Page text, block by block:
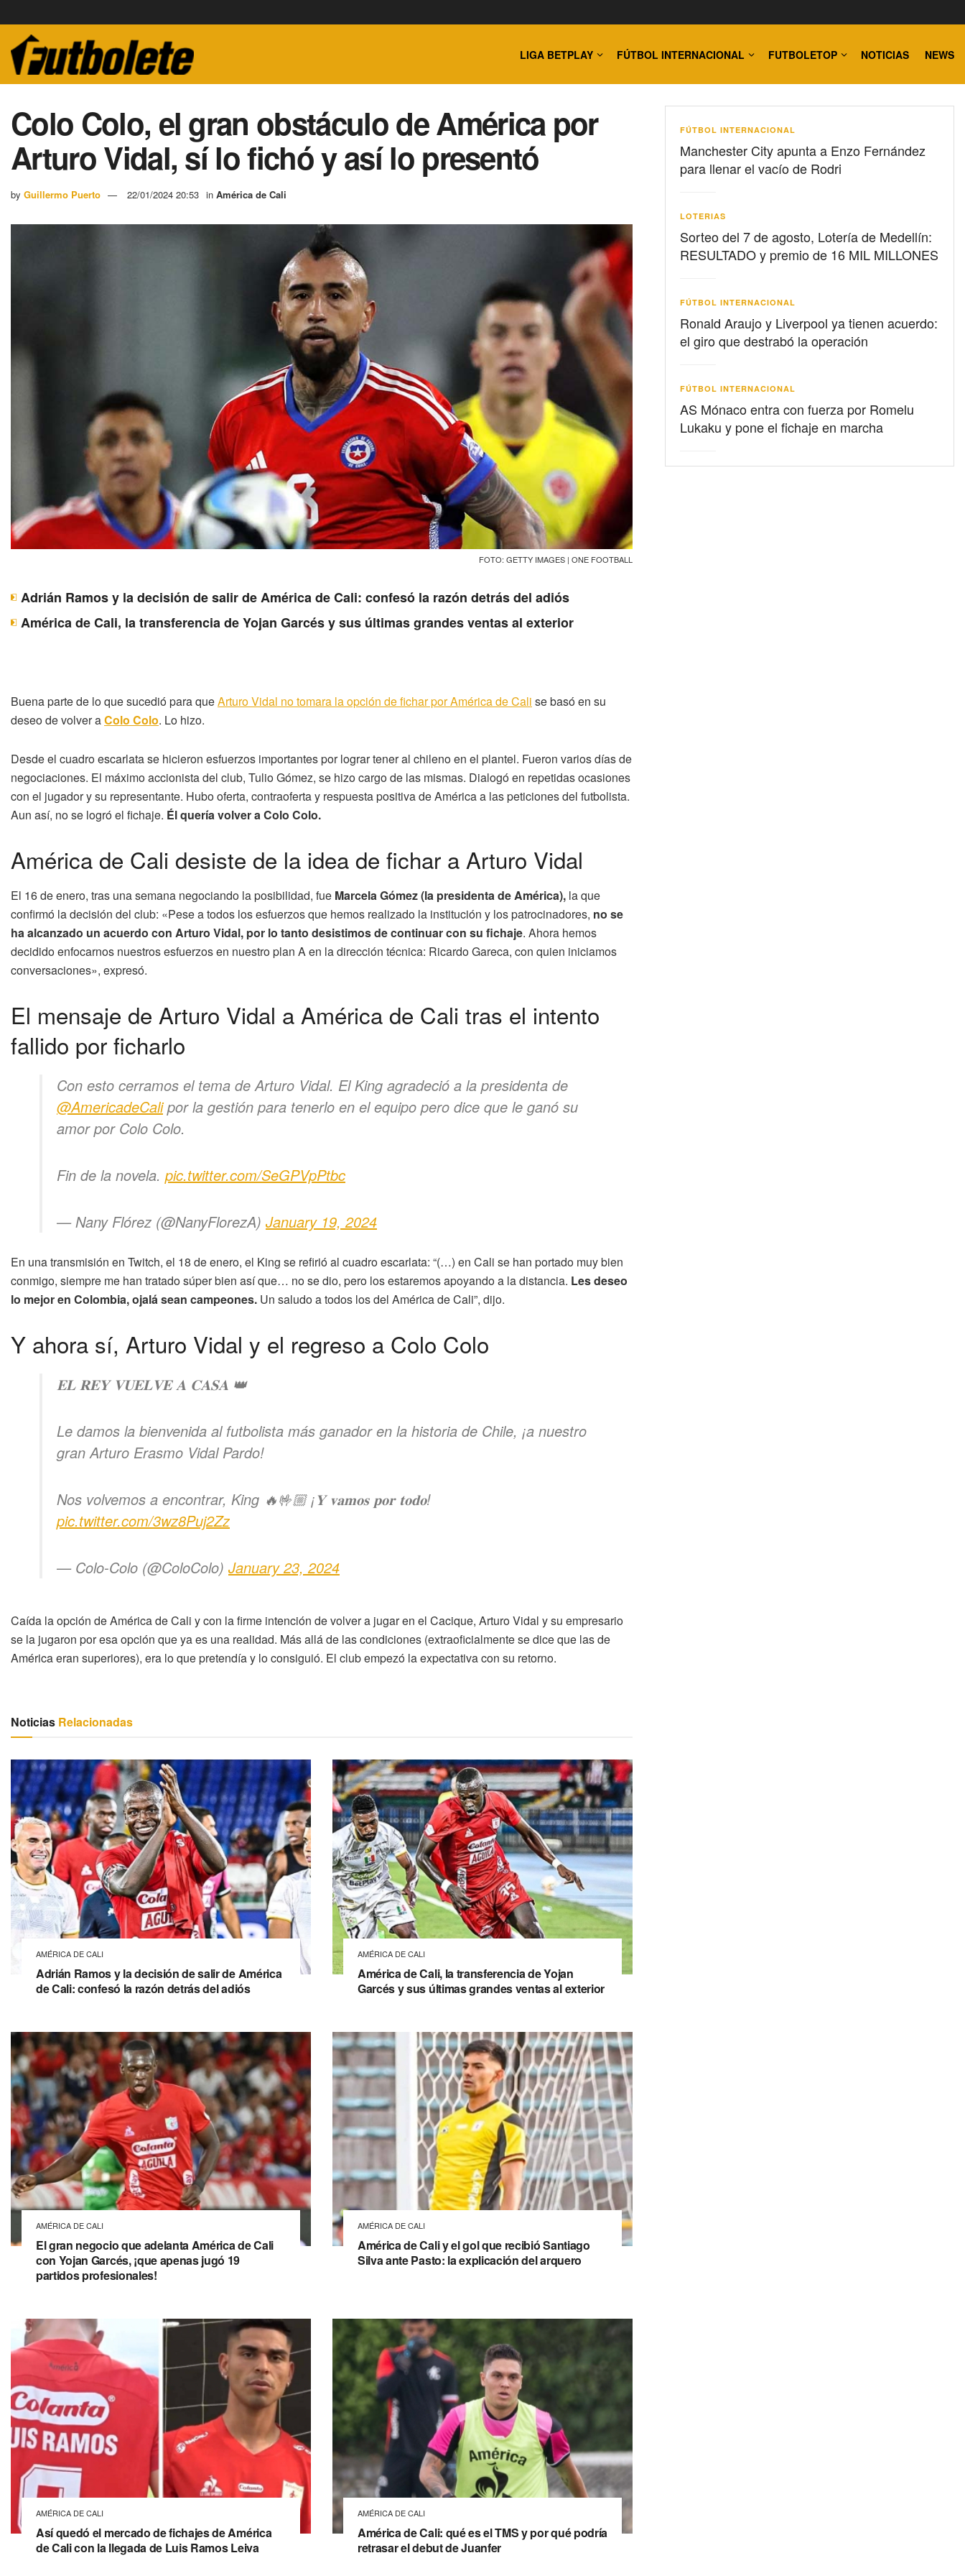
LIGA BETPLAY FÚTBOL INTERNACIONAL FUTBOLETOP NOTICIAS NEWS
Colo Colo, el gran obstáculo de América por
Arturo Vidal, sí lo fichó y así lo presentó
by Guillermo Puerto 22/01/2024 20:53 in América de Cali
FOTO: GETTY IMAGES | ONE FOOTBALL
Adrián Ramos y la decisión de salir de América de Cali: confesó la razón detrás del adiós
América de Cali, la transferencia de Yojan Garcés y sus últimas grandes ventas al exterior
Buena parte de lo que sucedió para queArturo Vidal no tomara la opción de fichar por América de Cali se basó en su
deseo de volver aColo Colo. Lo hizo.
Desde el cuadro escarlata se hicieron esfuerzos importantes por lograr tener al chileno en el plantel. Fueron varios días de
negociaciones. El máximo accionista del club, Tulio Gómez, se hizo cargo de las mismas. Dialogó en repetidas ocasiones
con el jugador y su representante. Hubo oferta, contraoferta y respuesta positiva de América a las peticiones del futbolista.
Aun así, no se logró el fichaje. Él quería volver a Colo Colo.
América de Cali desiste de la idea de fichar a Arturo Vidal
El 16 de enero, tras una semana negociando la posibilidad, fue Marcela Gómez (la presidenta de América), la que
confirmó la decisión del club: «Pese a todos los esfuerzos que hemos realizado la institución y los patrocinadores, no se
ha alcanzado un acuerdo con Arturo Vidal, por lo tanto desistimos de continuar con su fichaje. Ahora hemos
decidido enfocarnos nuestros esfuerzos en nuestro plan A en la dirección técnica: Ricardo Gareca, con quien iniciamos
conversaciones», expresó.
El mensaje de Arturo Vidal a América de Cali tras el intento
fallido por ficharlo
Con esto cerramos el tema de Arturo Vidal. El King agradeció a la presidenta de
@AmericadeCalipor la gestión para tenerlo en el equipo pero dice que le ganó su
amor por Colo Colo.
Fin de la novela. pic.twitter.com/SeGPVpPtbc
— Nany Flórez (@NanyFlorezA) January 19, 2024
En una transmisión en Twitch, el 18 de enero, el King se refirió al cuadro escarlata: “(…) en Cali se han portado muy bien
conmigo, siempre me han tratado súper bien así que… no se dio, pero los estaremos apoyando a la distancia. Les deseo
lo mejor en Colombia, ojalá sean campeones. Un saludo a todos los del América de Cali”, dijo.
Y ahora sí, Arturo Vidal y el regreso a Colo Colo
𝐄𝐋 𝐑𝐄𝐘 𝐕𝐔𝐄𝐋𝐕𝐄 𝐀 𝐂𝐀𝐒𝐀 👑
Le damos la bienvenida al futbolista más ganador en la historia de Chile, ¡a nuestro
gran Arturo Erasmo Vidal Pardo!
Nos volvemos a encontrar, King 🔥🤟🏼 ¡𝐘 𝐯𝐚𝐦𝐨𝐬 𝐩𝐨𝐫 𝐭𝐨𝐝𝐨!
pic.twitter.com/3wz8Puj2Zz
— Colo-Colo (@ColoColo) January 23, 2024
Caída la opción de América de Cali y con la firme intención de volver a jugar en el Cacique, Arturo Vidal y su empresario
se la jugaron por esa opción que ya es una realidad. Más allá de las condiciones (extraoficialmente se dice que las de
América eran superiores), era lo que pretendía y lo consiguió. El club empezó la expectativa con su retorno.
Noticias Relacionadas
AMÉRICA DE CALI
Adrián Ramos y la decisión de salir de América
de Cali: confesó la razón detrás del adiós
AMÉRICA DE CALI
América de Cali, la transferencia de Yojan
Garcés y sus últimas grandes ventas al exterior
AMÉRICA DE CALI
El gran negocio que adelanta América de Cali
con Yojan Garcés, ¡que apenas jugó 19
partidos profesionales!
AMÉRICA DE CALI
América de Cali y el gol que recibió Santiago
Silva ante Pasto: la explicación del arquero
AMÉRICA DE CALI
Así quedó el mercado de fichajes de América
de Cali con la llegada de Luis Ramos Leiva
AMÉRICA DE CALI
América de Cali: qué es el TMS y por qué podría
retrasar el debut de Juanfer
FÚTBOL INTERNACIONAL
Manchester City apunta a Enzo Fernández
para llenar el vacío de Rodri
LOTERIAS
Sorteo del 7 de agosto, Lotería de Medellín:
RESULTADO y premio de 16 MIL MILLONES
FÚTBOL INTERNACIONAL
Ronald Araujo y Liverpool ya tienen acuerdo:
el giro que destrabó la operación
FÚTBOL INTERNACIONAL
AS Mónaco entra con fuerza por Romelu
Lukaku y pone el fichaje en marcha